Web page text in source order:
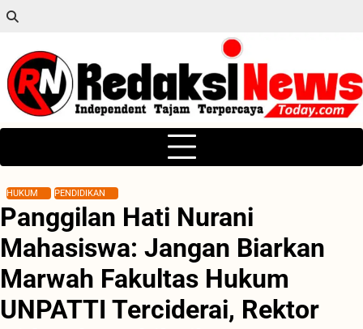
Skip
content
HUKUM PENDIDIKAN
Panggilan Hati Nurani
Mahasiswa: Jangan Biarkan
Marwah Fakultas Hukum
UNPATTI Terciderai, Rektor